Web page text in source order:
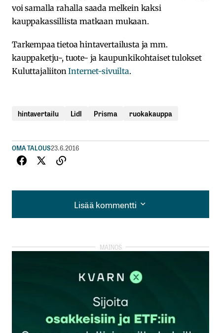
voi samalla rahalla saada melkein kaksi
kauppakassillista matkaan mukaan.
Tarkempaa tietoa hintavertailusta ja mm.
kauppaketju-, tuote- ja kaupunkikohtaiset tulokset
KuluttajaliitonInternet-sivuilta.
hintavertailu Lidl Prisma ruokakauppa
OMA TALOUS23.6.2016
Lisää kommentti
Lisää kommentti
kirjautua
rekisteröityä